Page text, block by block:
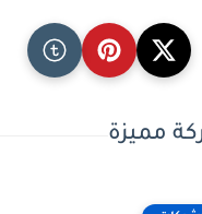
مميزة